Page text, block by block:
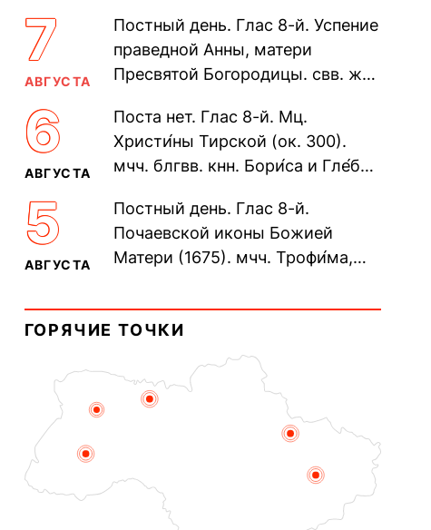
7
АВГУСТА
Постный день. Глас 8-й. Успение
праведной Анны, матери
Пресвятой Богородицы. свв. жен
прп. Евпракси́и девы,...
6
АВГУСТА
Поста нет. Глас 8-й. Мц.
Христи́ны Тирской (ок. 300).
мчч. блгвв. кнн. Бори́са и Гле́ба,
Дави́да (1015). Прп....
5
АВГУСТА
Постный день. Глас 8-й.
Почаевской иконы Божией
Матери (1675). мчч. Трофи́ма,
мучеников (284–305). прав.
воина Фео́дора...
ГОРЯЧИЕ ТОЧКИ